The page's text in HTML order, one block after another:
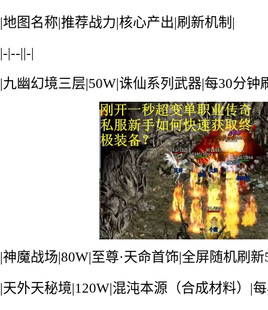
|地图名称|推荐战力|核心产出|刷新机制|
|-|--||-|
|九幽幻境三层|50W|诛仙系列武器|每30分钟
|神魔战场|80W|至尊·天命首饰|全屏随机刷新
|天外天秘境|120W|混沌本源（合成材料）|